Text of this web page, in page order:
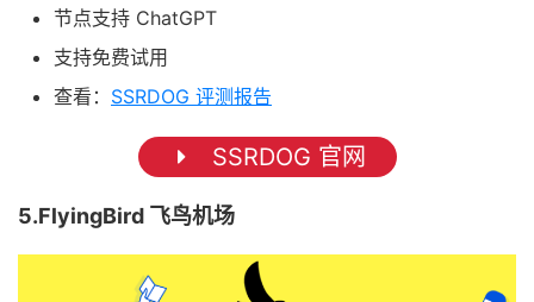
节点支持 ChatGPT
支持免费试用
查看： SSRDOG 评测报告
SSRDOG 官网
5.FlyingBird 飞鸟机场